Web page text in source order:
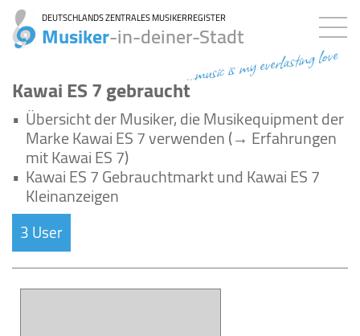
DEUTSCHLANDS ZENTRALES MUSIKERREGISTER
Musiker-in-deiner-Stadt
...music is my everlasting love
Kawai ES 7 gebraucht
• Übersicht der Musiker, die Musikequipment der
Marke Kawai ES 7 verwenden (→ Erfahrungen
mit Kawai ES 7)
• Kawai ES 7 Gebrauchtmarkt und Kawai ES 7
Kleinanzeigen
3 User